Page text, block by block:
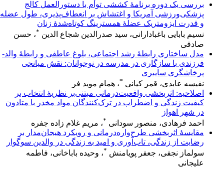
بررسی یک دوره برنامهٔ کششی توأم با دستورالعمل کالج
پزشکی‌ورزشی آمریکا و اغتشاش بر انعطاف‌پذیری، طول عضله
و قدرت ایزومتریک عضلهٔ همسترینگ کوتاه‌شدهٔ زنان
نسیم بابایی باغبادارانی، سید صدرالدین شجاع الدین * ، حسن
صادقی
مدل ساختاری رابطهٔ رشد اجتماعی، بلوغ عاطفی و رابطهٔ والد-
فرزندی با سازگاری در مدرسه در نوجوانان: نقش میانجی
پرخاشگری سایبری
نفیسه عابدی، قمر کیانی *، همام موید فر
اصلاحیه: اثربخشی واقعیت‌درمانی مبتنی‌بر نظریهٔ انتخاب بر
کیفیت زندگی و اضطراب در ترک‌‌کنندگان مواد مخدر با متادون
در شهر اهواز
احمد فرهادی، منصور سودانی *، مریم غلام زاده جفره
مقایسهٔ اثربخشی طرح‌واره‌درمانی و رویکرد هیجان‌مدار بر
رضایت از زندگی، تاب‌آوری و امید به زندگی در والدین سوگوار
سولماز نجفی، جعفر پویامنش * ، وحیده باباخانی، فاطمه
علیجانی